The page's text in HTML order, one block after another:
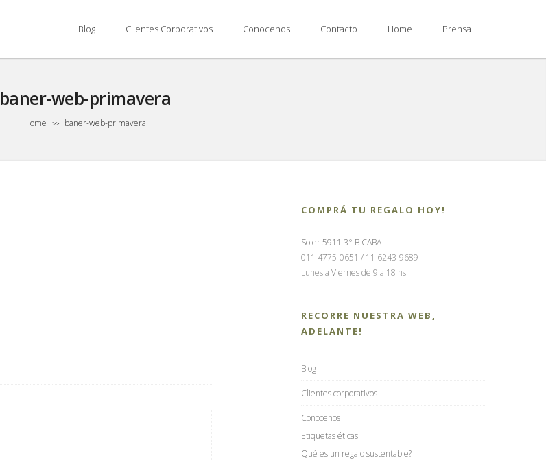
Blog Clientes Corporativos Conocenos Contacto Home Prensa
baner-web-primavera
Home >> baner-web-primavera
COMPRÁ TU REGALO HOY!
Soler 5911 3° B CABA
011 4775-0651 / 11 6243-9689
Lunes a Viernes de 9 a 18 hs
RECORRE NUESTRA WEB,
ADELANTE!
Blog
Clientes corporativos
Conocenos
Etiquetas éticas
Qué es un regalo sustentable?